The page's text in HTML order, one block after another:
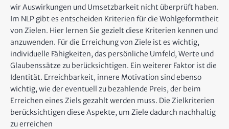
wir Auswirkungen und Umsetzbarkeit nicht überprüft haben.
Im NLP gibt es entscheiden Kriterien für die Wohlgeformtheit
von Zielen. Hier lernen Sie gezielt diese Kriterien kennen und
anzuwenden. Für die Erreichung von Ziele ist es wichtig,
individuelle Fähigkeiten, das persönliche Umfeld, Werte und
Glaubenssätze zu berücksichtigen. Ein weiterer Faktor ist die
Identität. Erreichbarkeit, innere Motivation sind ebenso
wichtig, wie der eventuell zu bezahlende Preis, der beim
Erreichen eines Ziels gezahlt werden muss. Die Zielkriterien
berücksichtigen diese Aspekte, um Ziele dadurch nachhaltig
zu erreichen